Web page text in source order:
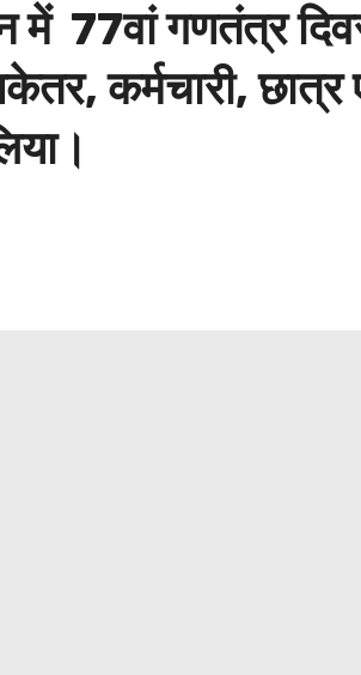
77वां गणतंत्र
कर्मचारी,